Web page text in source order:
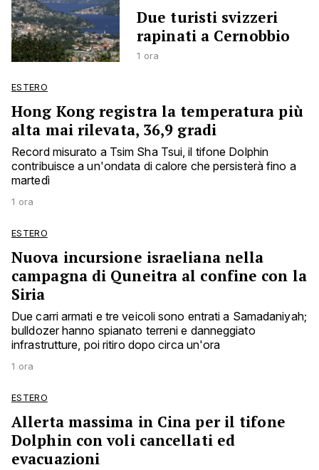
Due turisti svizzeri
rapinati a Cernobbio
1 ora
ESTERO
Hong Kong registra la temperatura più
alta mai rilevata, 36,9 gradi
Record misurato a Tsim Sha Tsui, il tifone Dolphin
contribuisce a un'ondata di calore che persisterà fino a
martedì
1 ora
ESTERO
Nuova incursione israeliana nella
campagna di Quneitra al confine con la
Siria
Due carri armati e tre veicoli sono entrati a Samadaniyah;
bulldozer hanno spianato terreni e danneggiato
infrastrutture, poi ritiro dopo circa un'ora
1 ora
ESTERO
Allerta massima in Cina per il tifone
Dolphin con voli cancellati ed
evacuazioni